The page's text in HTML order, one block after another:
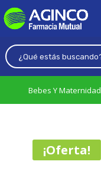
Bebes Y Maternidad
¡Oferta!